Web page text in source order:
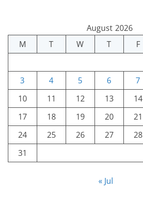
August 2026
M
T W T F
3
4 5 6 7
10
11 12 13 14
17
18 19 20 21
24
25 26 27 28
31
« Jul